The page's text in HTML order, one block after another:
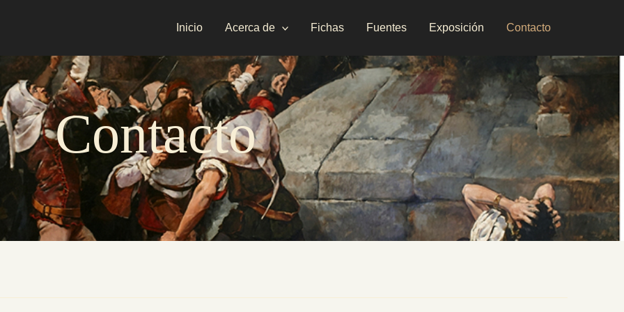
Inicio Acerca de Fichas Fuentes Exposición Contacto
Contacto